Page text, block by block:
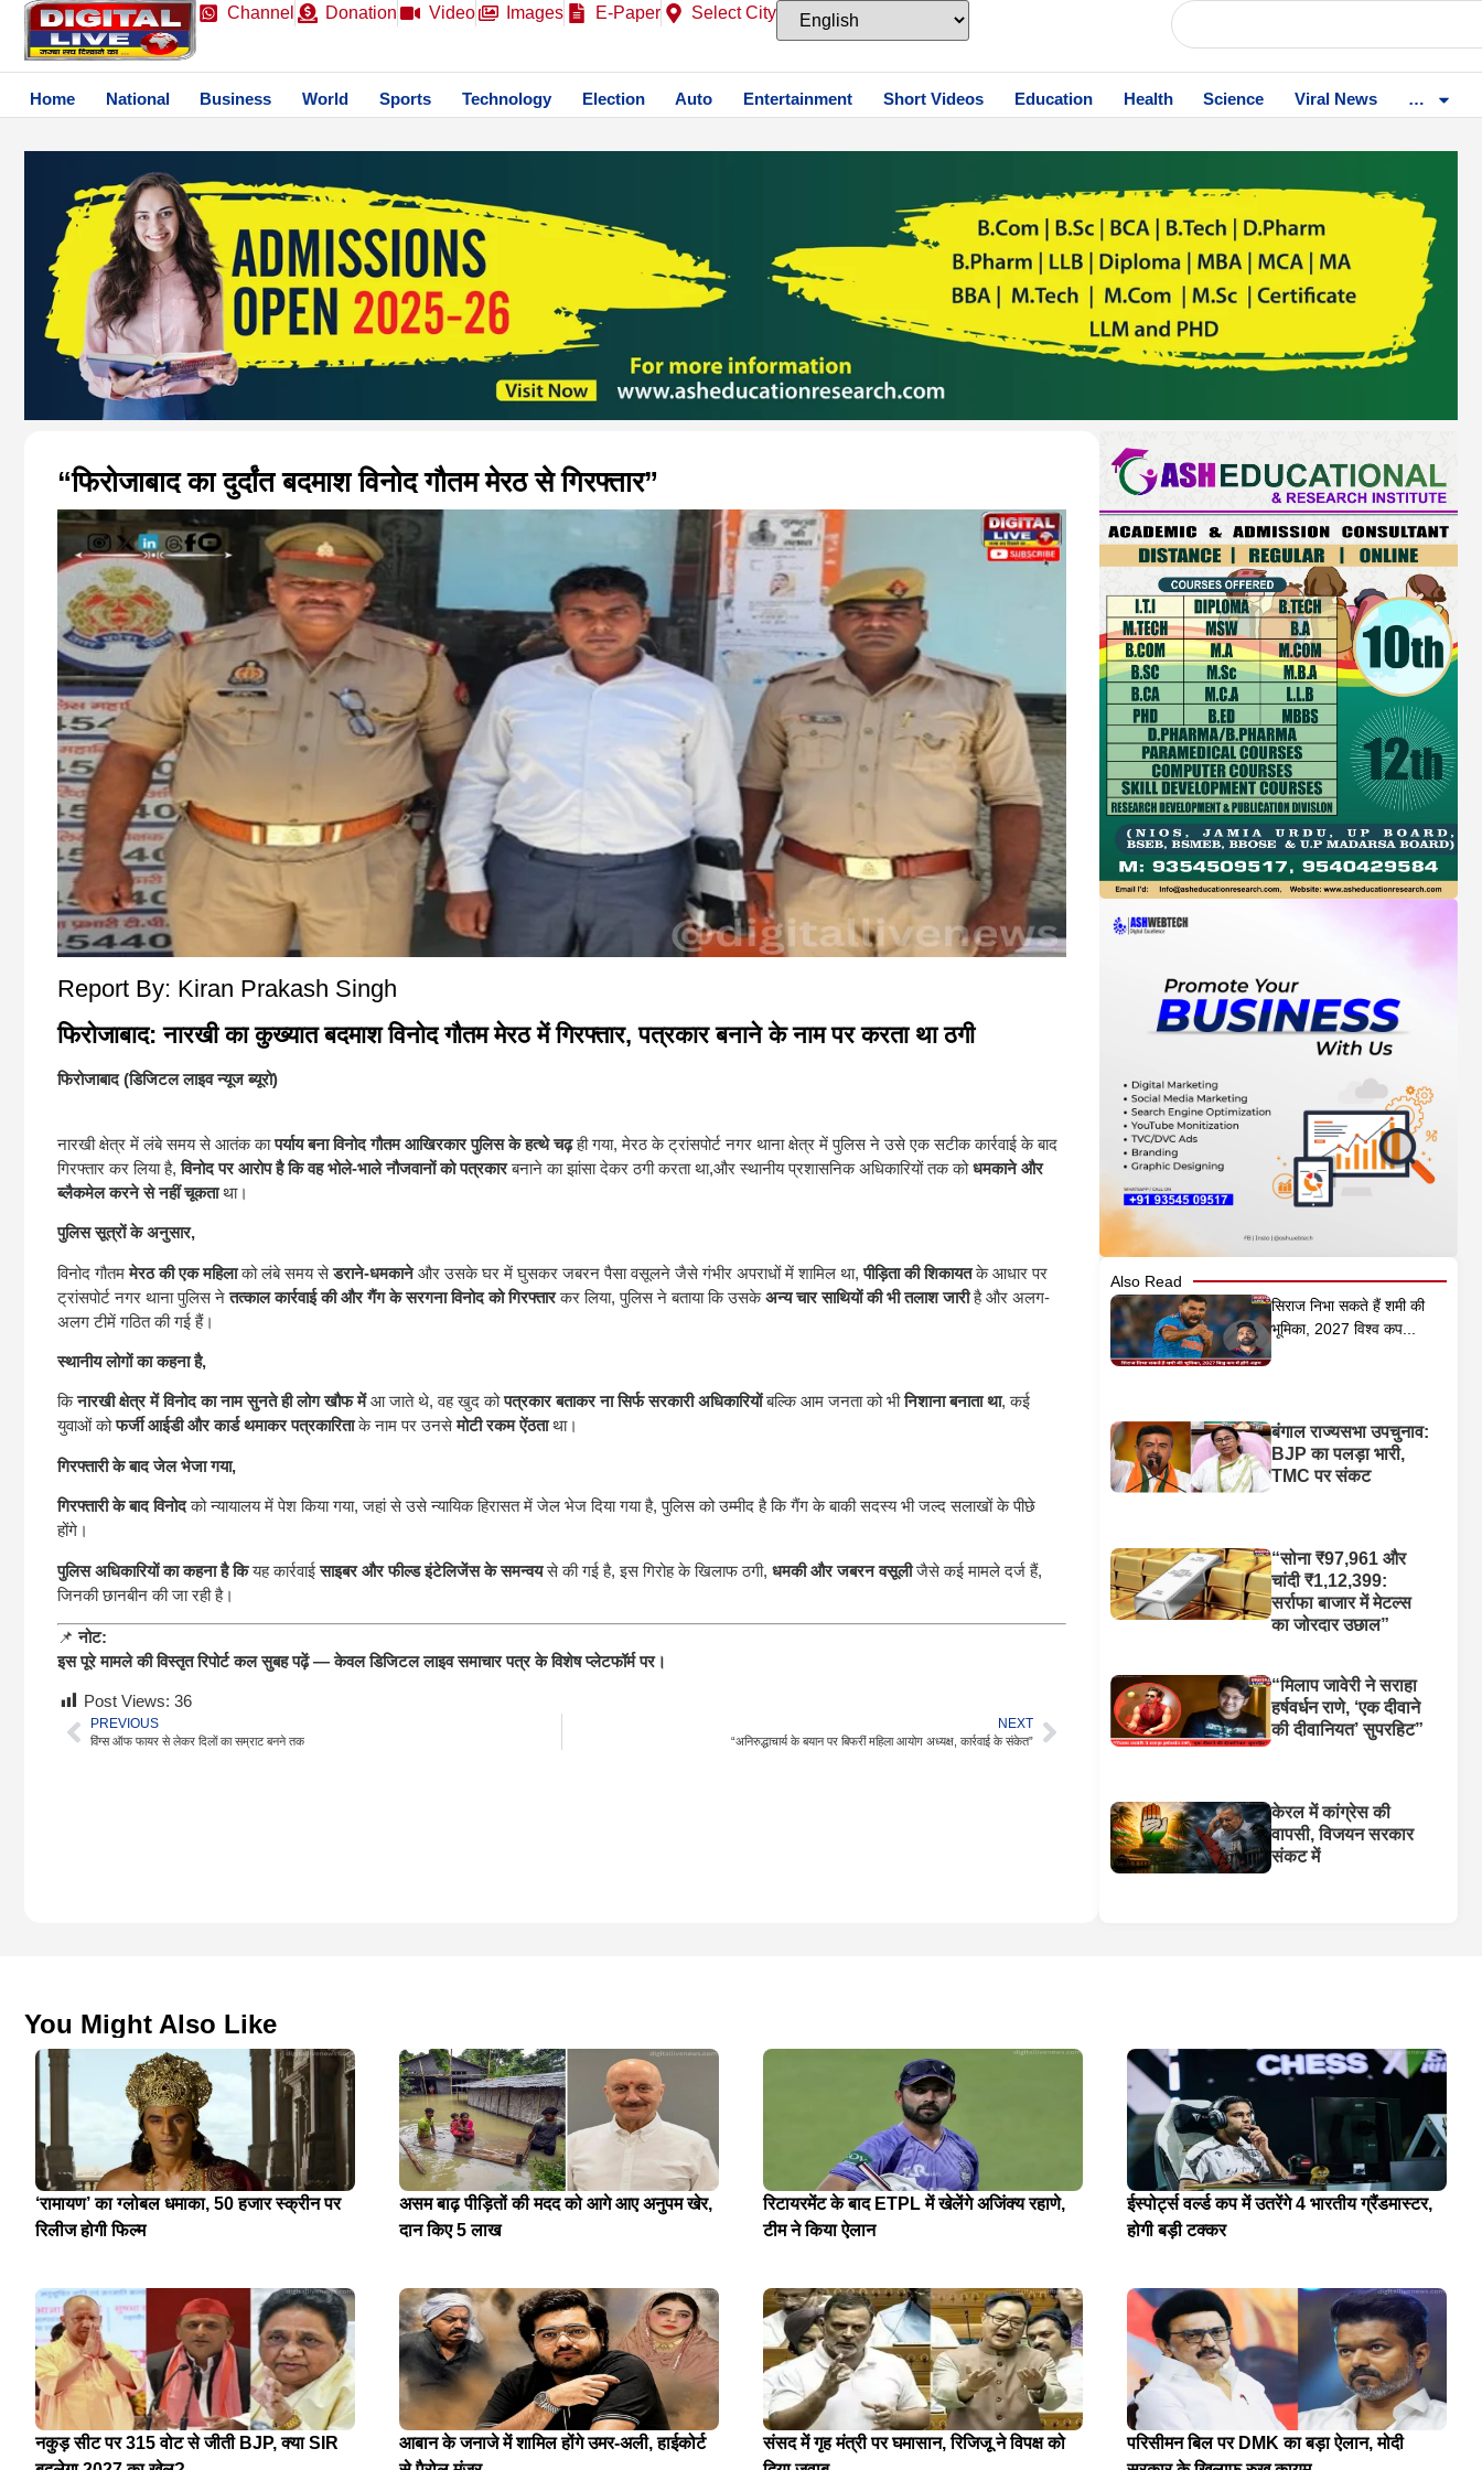
Channel Donation Video Images E-Paper Select City
Home National Business World Sports Technology Election Auto Entertainment Short Videos Education Health Science Viral News …
“फिरोजाबाद का दुर्दांत बदमाश विनोद गौतम मेरठ से गिरफ्तार”
Report By: Kiran Prakash Singh
फिरोजाबाद: नारखी का कुख्यात बदमाश विनोद गौतम मेरठ में गिरफ्तार, पत्रकार बनाने के नाम पर करता था ठगी
फिरोजाबाद (डिजिटल लाइव न्यूज ब्यूरो)
नारखी क्षेत्र में लंबे समय से आतंक कापर्याय बना विनोद गौतम आखिरकार पुलिस के हत्थे चढ़ही गया, मेरठ के ट्रांसपोर्ट नगर थाना क्षेत्र में पुलिस ने उसे एक सटीक कार्रवाई के बाद
गिरफ्तार कर लिया है,विनोद पर आरोप है कि वह भोले-भाले नौजवानों को पत्रकारबनाने का झांसा देकर ठगी करता था,और स्थानीय प्रशासनिक अधिकारियों तक कोधमकाने और
ब्लैकमेल करने से नहीं चूकताथा।
पुलिस सूत्रों के अनुसार,
विनोद गौतममेरठ की एक महिलाको लंबे समय सेडराने-धमकानेऔर उसके घर में घुसकर जबरन पैसा वसूलने जैसे गंभीर अपराधों में शामिल था,पीड़िता की शिकायतके आधार पर
ट्रांसपोर्ट नगर थाना पुलिस नेतत्काल कार्रवाई की और गैंग के सरगना विनोद को गिरफ्तारकर लिया, पुलिस ने बताया कि उसकेअन्य चार साथियों की भी तलाश जारीहै और अलग-
अलग टीमें गठित की गई हैं।
स्थानीय लोगों का कहना है,
किनारखी क्षेत्र में विनोद का नाम सुनते ही लोग खौफ मेंआ जाते थे, वह खुद कोपत्रकार बताकर ना सिर्फ सरकारी अधिकारियोंबल्कि आम जनता को भीनिशाना बनाता था, कई
युवाओं कोफर्जी आईडी और कार्ड थमाकर पत्रकारिताके नाम पर उनसेमोटी रकम ऐंठताथा।
गिरफ्तारी के बाद जेल भेजा गया,
गिरफ्तारी के बाद विनोदको न्यायालय में पेश किया गया, जहां से उसे न्यायिक हिरासत में जेल भेज दिया गया है, पुलिस को उम्मीद है कि गैंग के बाकी सदस्य भी जल्द सलाखों के पीछे
होंगे।
पुलिस अधिकारियों का कहना है कियह कार्रवाईसाइबर और फील्ड इंटेलिजेंस के समन्वयसे की गई है, इस गिरोह के खिलाफ ठगी, धमकी और जबरन वसूलीजैसे कई मामले दर्ज हैं,
जिनकी छानबीन की जा रही है।
📌नोट:
इस पूरे मामले की विस्तृत रिपोर्ट कल सुबह पढ़ें — केवल डिजिटल लाइव समाचार पत्र के विशेष प्लेटफॉर्म पर।
Post Views: 36
PREVIOUS
विंग्स ऑफ फायर से लेकर दिलों का सम्राट बनने तक
NEXT
“अनिरुद्धाचार्य के बयान पर बिफरीं महिला आयोग अध्यक्ष, कार्रवाई के संकेत”
Also Read
सिराज निभा सकते हैं शमी की
भूमिका, 2027 विश्व कप...
बंगाल राज्यसभा उपचुनाव:
BJP का पलड़ा भारी,
TMC पर संकट
“सोना ₹97,961 और
चांदी ₹1,12,399:
सर्राफा बाजार में मेटल्स
का जोरदार उछाल”
“मिलाप जावेरी ने सराहा
हर्षवर्धन राणे, ‘एक दीवाने
की दीवानियत’ सुपरहिट”
केरल में कांग्रेस की
वापसी, विजयन सरकार
संकट में
You Might Also Like
‘रामायण’ का ग्लोबल धमाका, 50 हजार स्क्रीन पर
रिलीज होगी फिल्म
असम बाढ़ पीड़ितों की मदद को आगे आए अनुपम खेर,
दान किए 5 लाख
रिटायरमेंट के बाद ETPL में खेलेंगे अजिंक्य रहाणे,
टीम ने किया ऐलान
ईस्पोर्ट्स वर्ल्ड कप में उतरेंगे 4 भारतीय ग्रैंडमास्टर,
होगी बड़ी टक्कर
नकुड़ सीट पर 315 वोट से जीती BJP, क्या SIR
आबान के जनाजे में शामिल होंगे उमर-अली, हाईकोर्ट
संसद में गृह मंत्री पर घमासान, रिजिजू ने विपक्ष को
परिसीमन बिल पर DMK का बड़ा ऐलान, मोदी